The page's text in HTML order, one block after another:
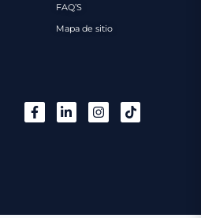
FAQ’S
Mapa de sitio